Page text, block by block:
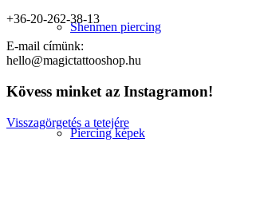
Shenmen piercing
Piercing képek
+36-20-262-38-13
E-mail címünk:
hello@magictattooshop.hu
Kövess minket az Instagramon!
Visszagörgetés a tetejére